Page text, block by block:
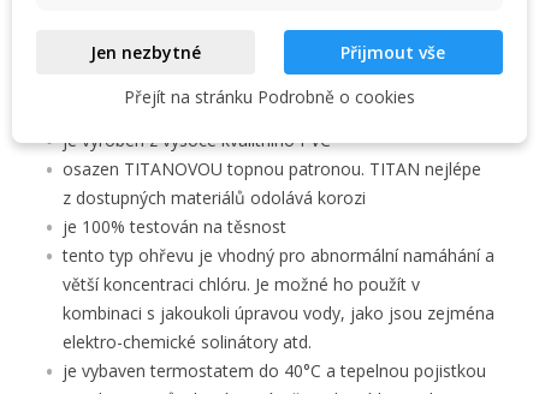
elektrický ohřev EOVTi:
využívá převod el. energie na energii tepelnou
je vyroben z vysoce kvalitního PVC
osazen TITANOVOU topnou patronou. TITAN nejlépe
z dostupných materiálů odolává korozi
je 100% testován na těsnost
tento typ ohřevu je vhodný pro abnormální namáhání a
větší koncentraci chlóru. Je možné ho použít v
kombinaci s jakoukoli úpravou vody, jako jsou zejména
elektro-chemické solinátory atd.
je vybaven termostatem do 40°C a tepelnou pojistkou
Jen nezbytné
Přijmout vše
Přejít na stránku Podrobně o cookies